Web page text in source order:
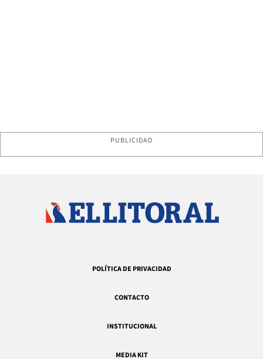
PUBLICIDAD
POLÍTICA DE PRIVACIDAD
CONTACTO
INSTITUCIONAL
MEDIA KIT